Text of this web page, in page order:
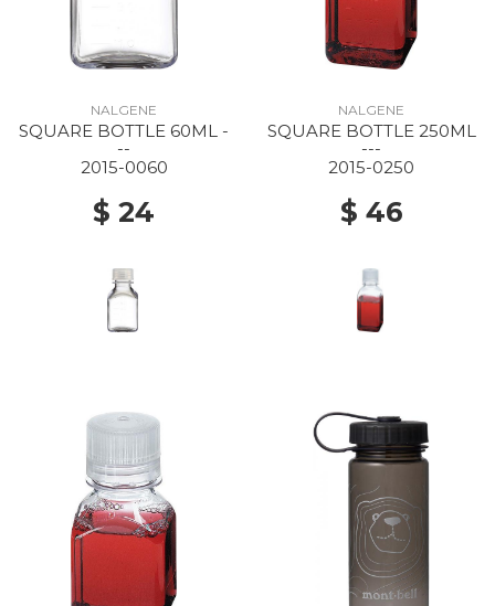
NALGENE
SQUARE BOTTLE 60ML -
--
2015-0060
$ 24
NALGENE
SQUARE BOTTLE 250ML
---
2015-0250
$ 46